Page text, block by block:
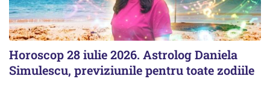
Horoscop 28 iulie 2026. Astrolog Daniela
Simulescu, previziunile pentru toate zodiile